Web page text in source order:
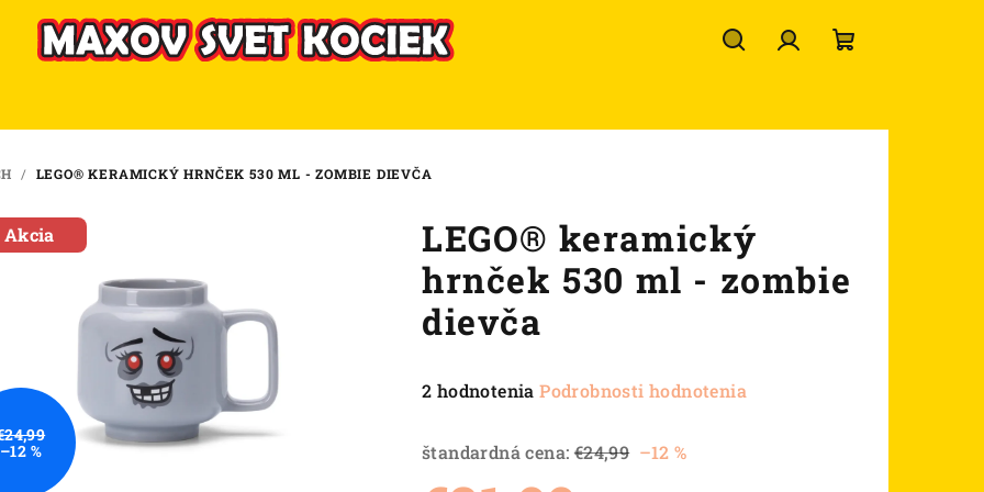
košík
/ LEGO® KERAMICKÝ HRNČEK 530 ML - ZOMBIE DIEVČA
LEGO® keramický
hrnček 530 ml - zombie
dievča
Priemerné
produktu
2 hodnotenia Podrobnosti hodnotenia
štandardná cena: €24,99 –12 %
Akcia
–12 %